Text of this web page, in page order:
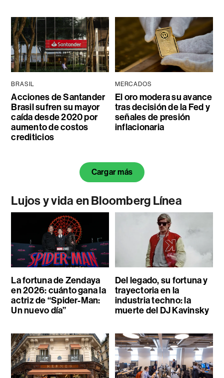
BRASIL
Acciones de Santander
Brasil sufren su mayor
caída desde 2020 por
aumento de costos
crediticios
MERCADOS
El oro modera su avance
tras decisión de la Fed y
señales de presión
inflacionaria
Cargar más
Lujos y vida en Bloomberg Línea
La fortuna de Zendaya
en 2026: cuánto gana la
actriz de “Spider-Man:
Un nuevo día”
Del legado, su fortuna y
trayectoria en la
industria techno: la
muerte del DJ Kavinsky